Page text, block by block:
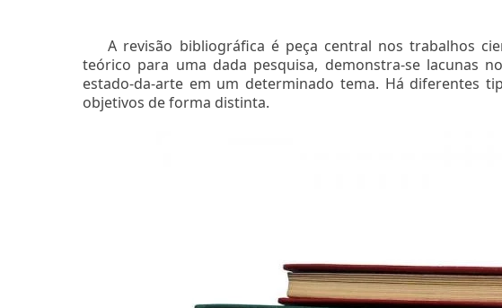
A revisão bibliográfica é peça central nos trabalhos
teórico para uma dada pesquisa, demonstra-se lacunas
estado-da-arte em um determinado tema. Há diferentes
objetivos de forma distinta.